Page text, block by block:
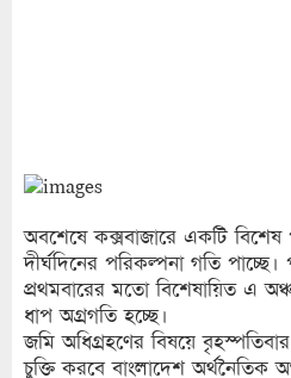
অবশেষে কক্সবাজারে একটি
দীর্ঘদিনের পরিকল্পনা গতি
প্রথমবারের মতো বিশেষায়িত এ
ধাপ অগ্রগতি হচ্ছে।
জমি অধিগ্রহণের বিষয়ে
চুক্তি করবে বাংলাদেশ অর্থনৈতিক